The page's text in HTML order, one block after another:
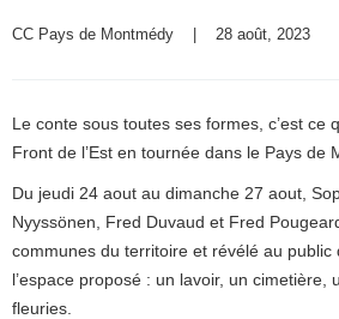
CC Pays de Montmédy
    |    28 août, 2023
Le conte sous toutes ses formes, c’est ce
Front de l’Est en tournée dans le Pays de
Du jeudi 24 aout au dimanche 27 aout,
Nyyssönen, Fred Duvaud et Fred
communes du territoire et révélé au public
l’espace proposé : un lavoir, un cimetière,
fleuries.